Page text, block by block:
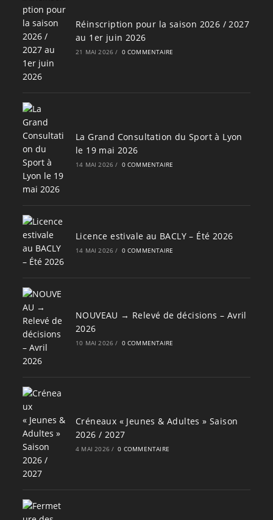
Réinscription pour la saison 2026 / 2027
au 1er juin 2026
21 MAI 2026 / 0 COMMENTAIRE
La Grand Consultation du Sport à Lyon
le 19 mai 2026
14 MAI 2026 / 0 COMMENTAIRE
Licence estivale au BACLY – Été 2026
14 MAI 2026 / 0 COMMENTAIRE
NOUVEAU → Relevé de décisions – Avril
2026
10 MAI 2026 / 0 COMMENTAIRE
Créneaux « Jeunes & Adultes » Saison
2026 / 2027
4 MAI 2026 / 0 COMMENTAIRE